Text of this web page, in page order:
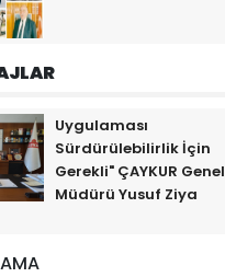
Uygulaması
Sürdürülebilirlik İçin
Gerekli" ÇAYKUR Genel
Müdürü Yusuf Ziya